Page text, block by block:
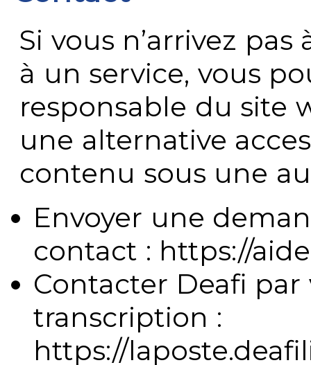
Si vous n’arrivez
à un service, vous
responsable du site
une alternative
contenu sous une
Envoyer une
contact : https://
Contacter Deafi
transcription :
https://